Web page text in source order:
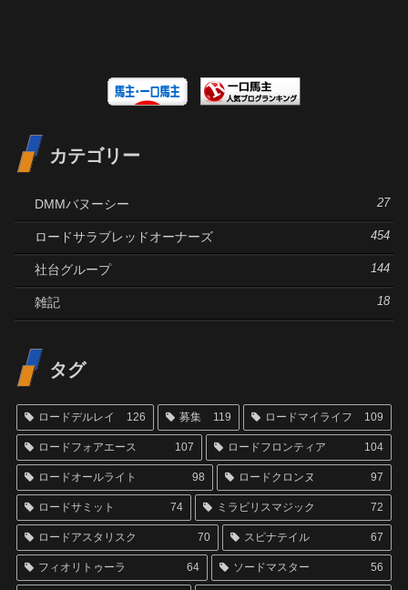
カテゴリー
DMMバヌーシー 27
ロードサラブレッドオーナーズ 454
社台グループ 144
雑記 18
タグ
ロードデルレイ 126 募集 119 ロードマイライフ 109
ロードフォアエース 107 ロードフロンティア 104
ロードオールライト 98 ロードクロンヌ 97
ロードサミット 74 ミラビリスマジック 72
ロードアスタリスク 70 スピナテイル 67
フィオリトゥーラ 64 ソードマスター 56